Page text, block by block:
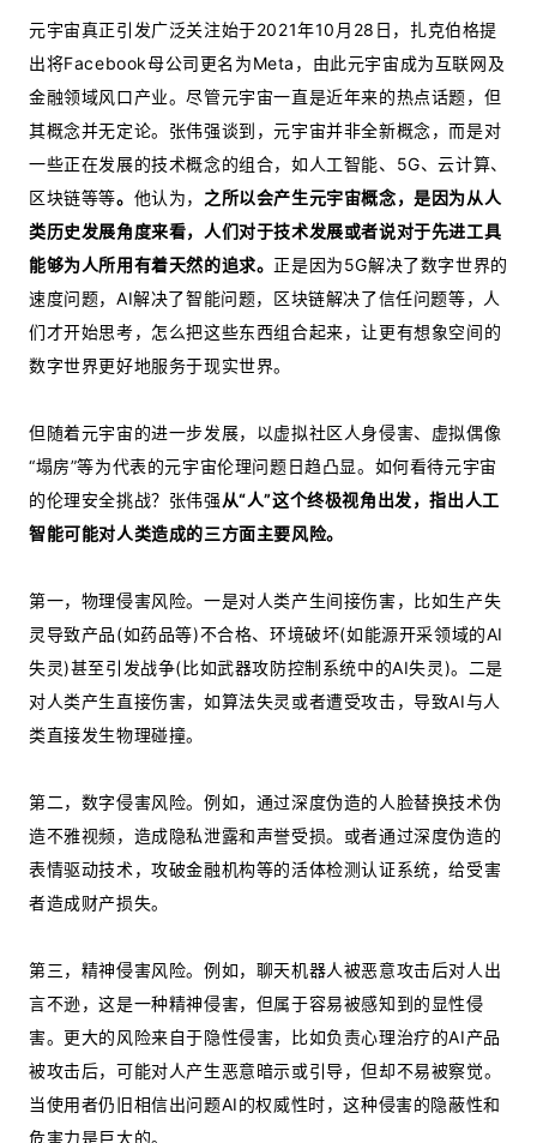
元宇宙真正引发广泛关注始于2021年10月28日，扎克伯格提
出将Facebook母公司更名为Meta，由此元宇宙成为互联网及
金融领域风口产业。尽管元宇宙一直是近年来的热点话题，但
其概念并无定论。张伟强谈到，元宇宙并非全新概念，而是对
一些正在发展的技术概念的组合，如人工智能、5G、云计算、
区块链等等。 他认为， 之所以会产生元宇宙概念，是因为从人
类历史发展角度来看，人们对于技术发展或者说对于先进工具
能够为人所用有着天然的追求。 正是因为5G解决了数字世界的
速度问题，AI解决了智能问题，区块链解决了信任问题等，人
们才开始思考，怎么把这些东西组合起来，让更有想象空间的
数字世界更好地服务于现实世界。
但随着元宇宙的进一步发展，以虚拟社区人身侵害、虚拟偶像
“塌房”等为代表的元宇宙伦理问题日趋凸显。如何看待元宇宙
的伦理安全挑战？张伟强从“人”这个终极视角出发，指出人工
智能可能对人类造成的三方面主要风险。
第一，物理侵害风险。一是对人类产生间接伤害，比如生产失
灵导致产品(如药品等)不合格、环境破坏(如能源开采领域的AI
失灵)甚至引发战争(比如武器攻防控制系统中的AI失灵)。二是
对人类产生直接伤害，如算法失灵或者遭受攻击，导致AI与人
类直接发生物理碰撞。
第二，数字侵害风险。例如，通过深度伪造的人脸替换技术伪
造不雅视频，造成隐私泄露和声誉受损。或者通过深度伪造的
表情驱动技术，攻破金融机构等的活体检测认证系统，给受害
者造成财产损失。
第三，精神侵害风险。例如，聊天机器人被恶意攻击后对人出
言不逊，这是一种精神侵害，但属于容易被感知到的显性侵
害。更大的风险来自于隐性侵害，比如负责心理治疗的AI产品
被攻击后，可能对人产生恶意暗示或引导，但却不易被察觉。
当使用者仍旧相信出问题AI的权威性时，这种侵害的隐蔽性和
危害力是巨大的。